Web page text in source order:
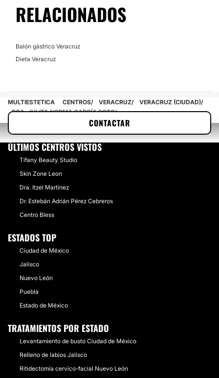
RELACIONADOS
Balón gástrico Veracruz
Dieta Veracruz
CONTACTAR
MULTIESTETICA CENTROS VERACRUZ
VERACRUZ (CIUDAD)
DRA. JULITA NORMA GARCÍA SOTO
ÚLTIMOS CENTROS VISTOS
Tifany Beauty Studio
Skin Zone Leon
Dra. Itzel Martínez
Dr. Estebán Adrián Pérez Cebreros
Centro Bless
ESTADOS TOP
Ciudad de México
Jalisco
Nuevo León
Puebla
Estado de México
TRATAMIENTOS POR ESTADO
Levantamiento de busto Ciudad de México
Relleno de labios Jalisco
Ritidectomía cervico-facial Nuevo León